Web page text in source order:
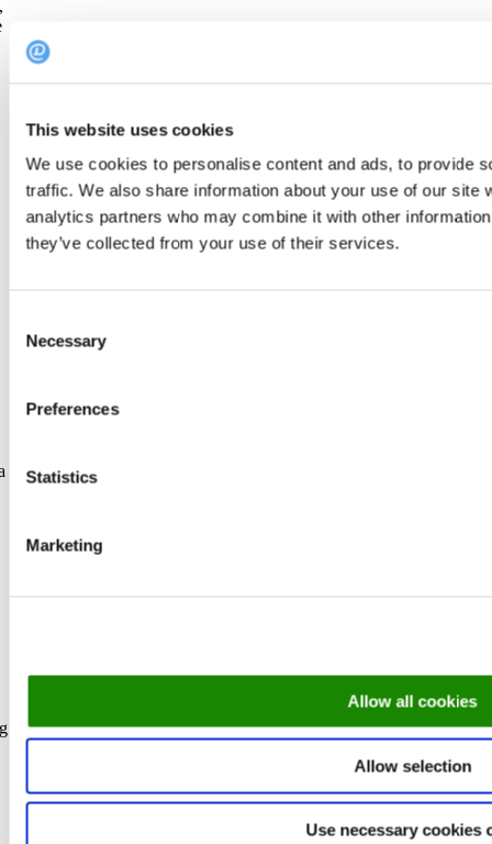
This website uses cookies
We use cookies to personalise content and ads, to provide
traffic. We also share information about your use of our site
analytics partners who may combine it with other
they’ve collected from your use of their services.
Selection
Necessary
Preferences
Statistics
Marketing
Allow all cookies
Allow selection
Use necessary cookies